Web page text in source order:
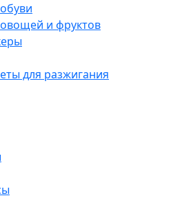
и фруктов
для разжигания